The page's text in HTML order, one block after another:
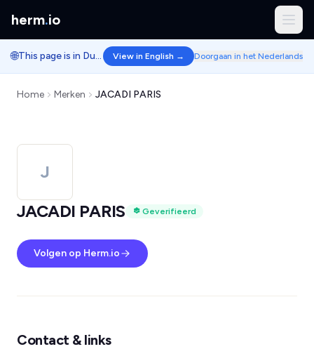
herm.io
🌐 This page is in Dutch. View in English → Doorgaan in het Nederlands
Home Merken JACADI PARIS
J
JACADI PARIS
Geverifieerd
Volgen op Herm.io
Contact & links